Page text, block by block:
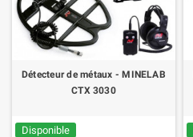
Détecteur de métaux - MINELAB
CTX 3030
Disponible